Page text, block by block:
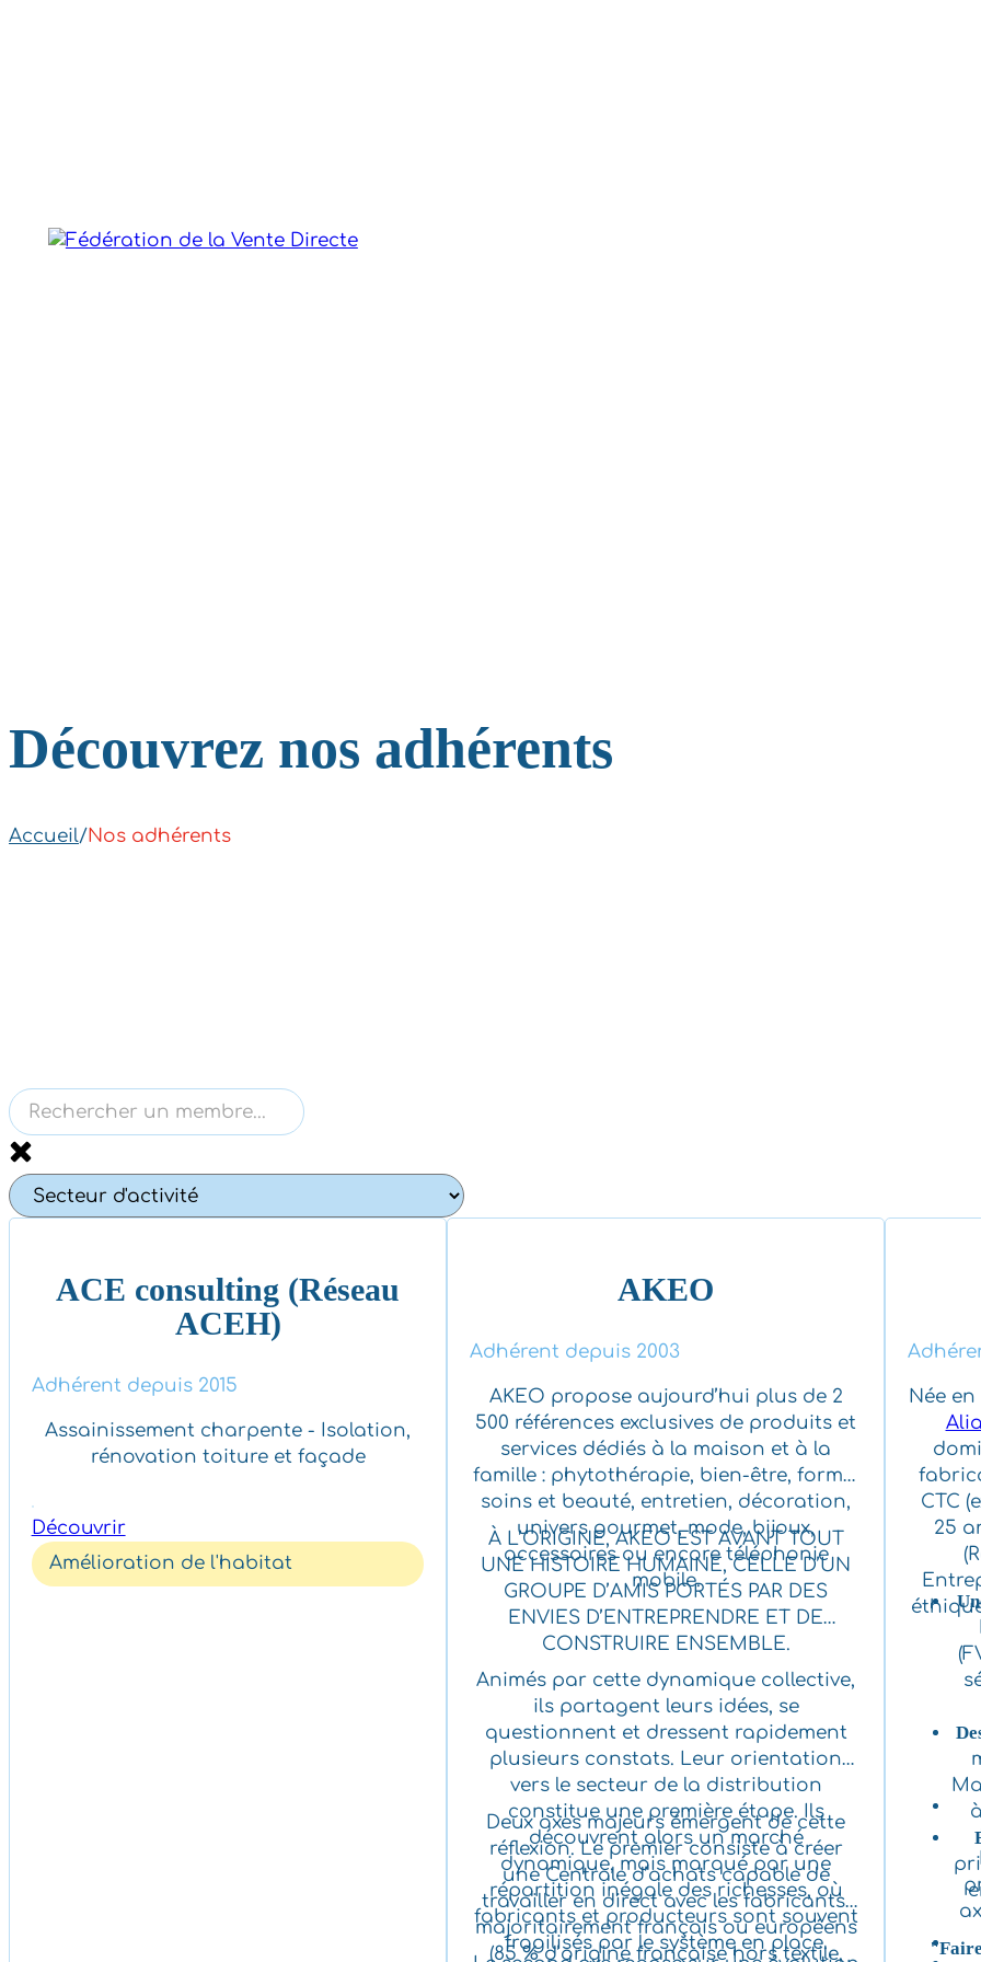
Découvrez nos adhérents
Accueil/Nos adhérents
ACE consulting (Réseau
ACEH)
Adhérent depuis 2015
Assainissement charpente - Isolation,
rénovation toiture et façade
Découvrir
Amélioration de l'habitat
AKEO
Adhérent depuis 2003
AKEO propose aujourd’hui plus de 2
500 références exclusives de produits et
services dédiés à la maison et à la
famille : phytothérapie, bien-être, forme,
soins et beauté, entretien, décoration,
univers gourmet, mode, bijoux,
accessoires ou encore téléphonie
mobile.
À L’ORIGINE, AKEO EST AVANT TOUT
UNE HISTOIRE HUMAINE, CELLE D’UN
GROUPE D’AMIS PORTÉS PAR DES
ENVIES D’ENTREPRENDRE ET DE
CONSTRUIRE ENSEMBLE.
Animés par cette dynamique collective,
ils partagent leurs idées, se
questionnent et dressent rapidement
plusieurs constats. Leur orientation
vers le secteur de la distribution
constitue une première étape. Ils
découvrent alors un marché
dynamique, mais marqué par une
répartition inégale des richesses, où
fabricants et producteurs sont souvent
fragilisés par le système en place.
Deux axes majeurs émergent de cette
réflexion. Le premier consiste à créer
une Centrale d’achats capable de
travailler en direct avec les fabricants,
majoritairement français ou européens
(85 % d’origine française hors textile,
Née
CTC
25